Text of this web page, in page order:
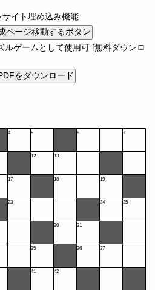
イト埋め込み機能
ルゲームとして使用可 [無料ダウンロ
4 5 6 7
12 13
17 18 19
23 24 25
30 31
35 36 37
41 42